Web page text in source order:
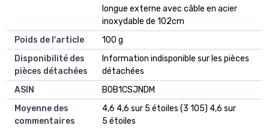
longue externe avec câble en acier
inoxydable de 102cm
Poids de l'article
‎100 g
Disponibilité des
pièces détachées
‎Information indisponible sur les pièces
détachées
ASIN
B0B1CSJNDM
Moyenne des
commentaires
4,6 4,6 sur 5 étoiles (3 105) 4,6 sur
5 étoiles